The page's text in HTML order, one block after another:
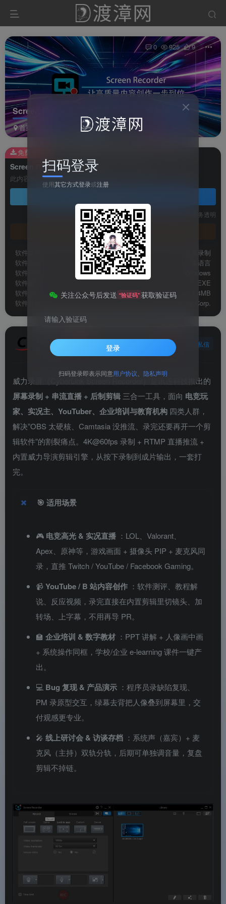
Screen Recorder威力录屏Windows官方版
首页 影视软件 正文
0 925 9
Screen Recorder威力录屏Windows官方版
此内容为免费资源，请登录后查看
技术支持 服务透明
官方地址
软件类型
屏幕录制
软件语言
多语言
软件平台
Windows
软件格式
EXE
软件大小
1.4MB
软件开发
CyberLink Corp.
免费资源
讯连科技
9年前发布
关注 私信
威力录屏（CyberLink Screen Recorder）是讯连科技推出的
屏幕录制 + 串流直播 + 后制剪辑 三合一工具，面向 电竞玩
家、实况主、YouTuber、企业培训与教育机构 四类人群，
解决”OBS 太硬核、Camtasia 没推流、录完还要再开一个剪
辑软件”的割裂痛点。4K@60fps 录制 + RTMP 直播推流 +
内置威力导演剪辑引擎，从按下录制到成片输出，一套打
完。
🎯 适用场景
🎮 电竞高光 & 实况直播 ：LOL、Valorant、
Apex、原神等，游戏画面 + 摄像头 PIP + 麦克风同
录，直推 Twitch / YouTube / Facebook Gaming。
📹 YouTube / B 站内容创作 ：软件测评、教程解
说、反应视频，录完直接在内置剪辑里切镜头、加
转场、上字幕，不用再导 PR。
🏫 企业培训 & 数字教材 ：PPT 讲解 + 人像画中画
+ 系统操作同框，学校/企业 e-learning 课件一键产
出。
💻 Bug 复现 & 产品演示 ：程序员录缺陷复现、
PM 录原型交互，绿幕去背把人像叠到屏幕里，交
付观感更专业。
🎤 线上研讨会 & 访谈存档 ：系统声（嘉宾）+ 麦
克风（主持）双轨分轨，后期可单独调音量，复盘
剪辑不掉链。
扫码登录
使用其它方式登录或注册
关注公众号后发送 “验证码” 获取验证码
请输入验证码
登录
扫码登录即表示同意用户协议 隐私声明